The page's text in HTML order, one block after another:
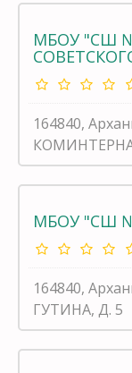
МБОУ "СШ
164840,
МБОУ "СШ
164840,
ГУТИНА, Д. 5